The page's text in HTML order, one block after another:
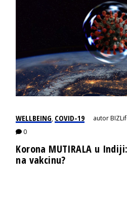
WELLBEING, COVID-19 autor
0
Korona MUTIRALA u
na vakcinu?